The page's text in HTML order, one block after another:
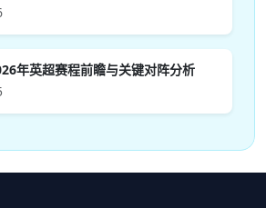
年英超赛程前瞻与关键对阵分析